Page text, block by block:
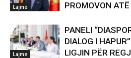
Lajme
PROMOVON ATË
Lajme
PANELI
DIALOG I
LIGJIN PËR